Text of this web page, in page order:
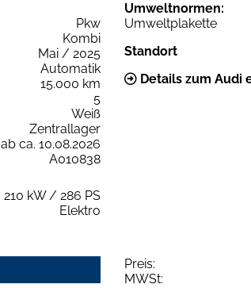
Pkw
Kombi
Mai / 2025
Automatik
15.000 km
5
Weiß
Zentrallager
ab ca. 10.08.2026
A010838
210 kW / 286 PS
Elektro
Umweltnormen:
Umweltplakette
Standort
Details zum Audi
Preis:
MWSt: